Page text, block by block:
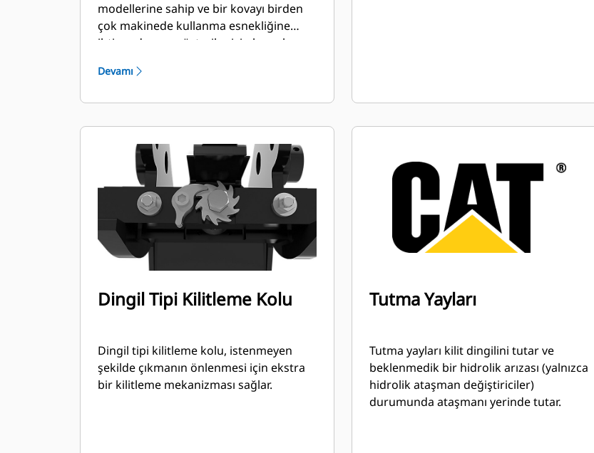
modellerine sahip ve bir kovayı birden
çok makinede kullanma esnekliğine
ihtiyaç duyan müşteriler için bu çok
Devamı
Dingil Tipi Kilitleme Kolu
Dingil tipi kilitleme kolu, istenmeyen
şekilde çıkmanın önlenmesi için ekstra
bir kilitleme mekanizması sağlar.
Tutma Yayları
Tutma yayları kilit dingilini tutar ve
beklenmedik bir hidrolik arızası (yalnızca
hidrolik ataşman değiştiriciler)
durumunda ataşmanı yerinde tutar.